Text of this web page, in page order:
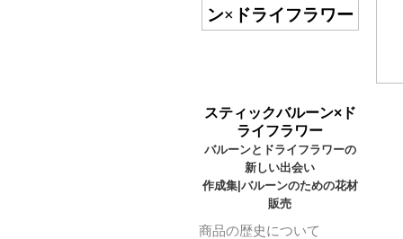
スティックバルーン×ド
ライフラワー
バルーンとドライフラワーの
新しい出会い
作成集|バルーンのための花材
販売
商品の歴史について